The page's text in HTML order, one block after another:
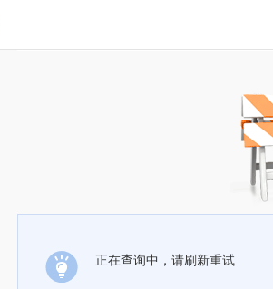
正在查询中，请刷新重试